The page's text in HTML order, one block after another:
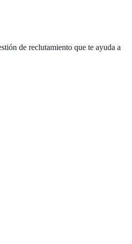
de reclutamiento que te ayuda a